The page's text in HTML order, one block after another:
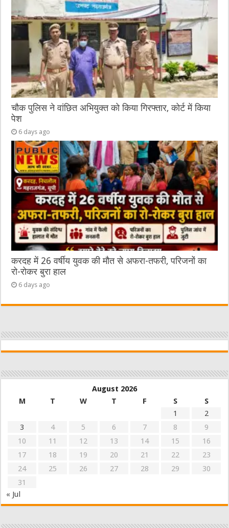
चौक पुलिस ने वांछित अभियुक्त को किया गिरफ्तार, कोर्ट में किया
पेश
6 days ago
करदह में 26 वर्षीय युवक की मौत से अफरा-तफरी, परिजनों का
रो-रोकर बुरा हाल
6 days ago
August 2026
M
T W T F S
S
1
2
3
4 5 6 7 8
9
10
11 12 13 14 15
16
17
18 19 20 21 22
23
24
25 26 27 28 29
30
31
« Jul